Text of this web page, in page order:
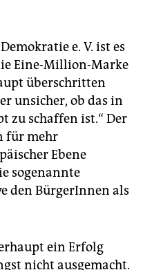
e. V. ist es
Eine-Million-Marke
überschritten
unsicher, ob das in
zu schaffen ist.“ Der
für mehr
Ebene
sogenannte
den BürgerInnen als
ein Erfolg
nicht ausgemacht.